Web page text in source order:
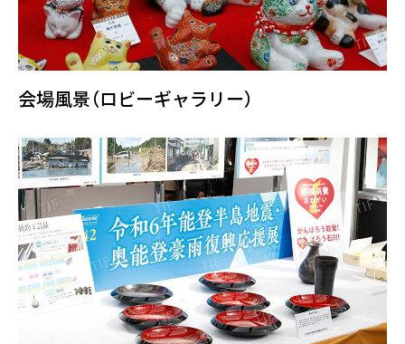
会場風景（ロビーギャラリー）